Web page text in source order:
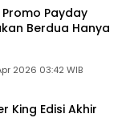
Payday
Berdua Hanya
Kamis, 30 Apr 2026 03:42 WIB
King Edisi Akhir